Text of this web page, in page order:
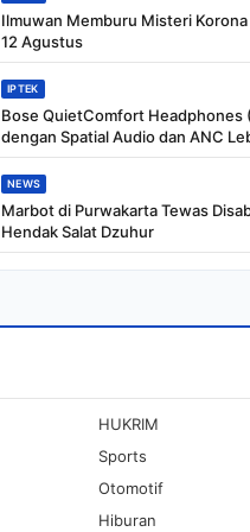
Ilmuwan Memburu Misteri
12 Agustus
IPTEK
Bose QuietComfort Headphones
dengan Spatial Audio dan ANC
NEWS
Marbot di Purwakarta Tewas
Hendak Salat Dzuhur
HUKRIM
Sports
Otomotif
Hiburan